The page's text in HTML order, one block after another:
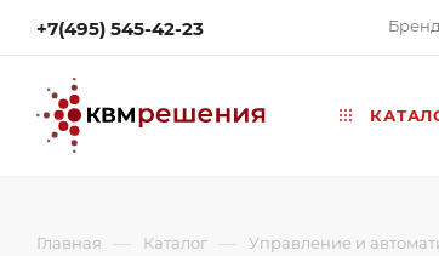
+7(495) 545-42-23
Главная — Каталог — Управление и